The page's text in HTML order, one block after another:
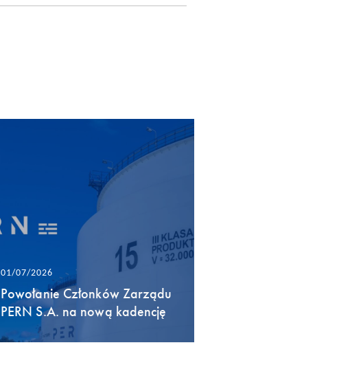
01/07/2026
Powołanie Członków Zarządu
PERN S.A. na nową kadencję